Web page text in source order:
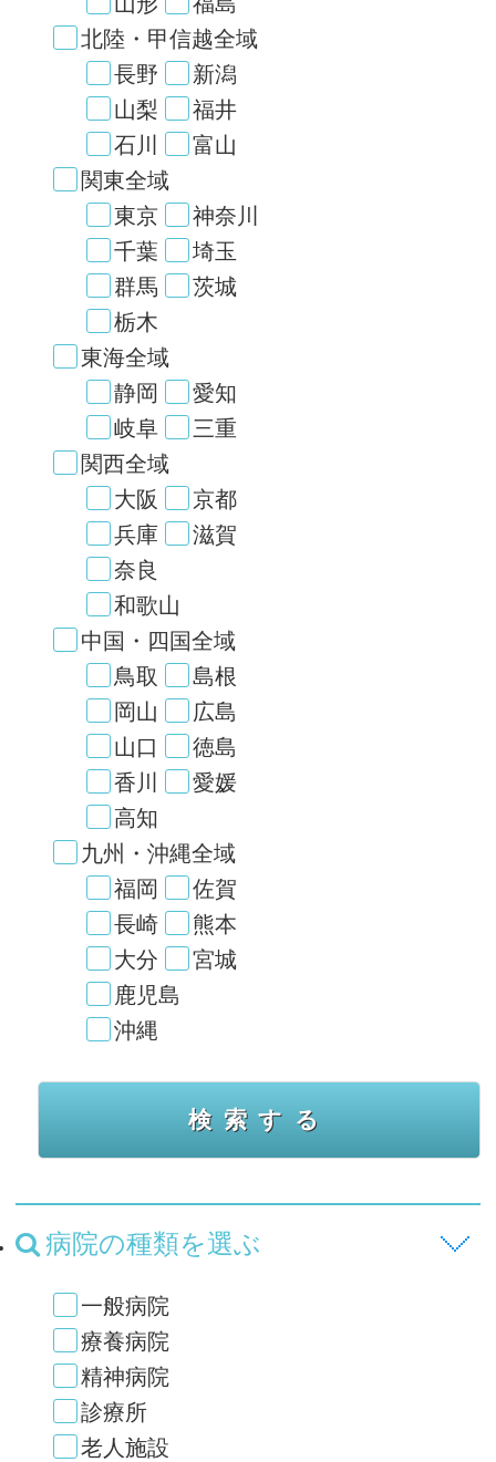
北陸・甲信越全域
長野
新潟
山梨
福井
石川
富山
関東全域
東京
神奈川
千葉
埼玉
群馬
茨城
栃木
東海全域
静岡
愛知
岐阜
三重
関西全域
大阪
京都
兵庫
滋賀
奈良
和歌山
中国・四国全域
鳥取
島根
岡山
広島
山口
徳島
香川
愛媛
高知
九州・沖縄全域
福岡
佐賀
長崎
熊本
大分
宮城
鹿児島
沖縄
病院の種類を選ぶ
一般病院
療養病院
精神病院
診療所
老人施設